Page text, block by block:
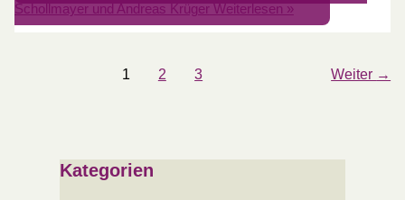
Schollmayer und Andreas KrügerWeiterlesen »
1 2 3 Weiter →
Kategorien